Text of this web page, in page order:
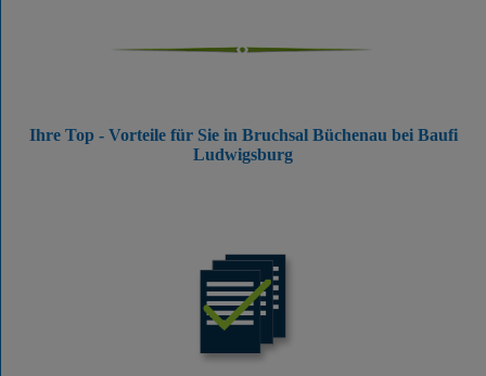
Ihre Top - Vorteile für Sie in Bruchsal Büchenau bei Baufi
Ludwigsburg